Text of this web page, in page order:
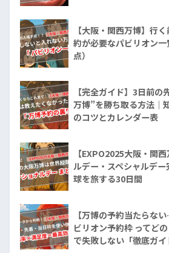
【大阪・関西万博】行
約が必要なパビリオン
点）
【完全ガイド】3日前
万博”を勝ち取る方法｜
のコツとカレンダー表
【EXPO2025大阪・関
ルデー・スペシャルデ
球を旅する30日間
【万博の予約当たらな
ビリオン予約枠 ってど
で失敗しない「徹底ガイ